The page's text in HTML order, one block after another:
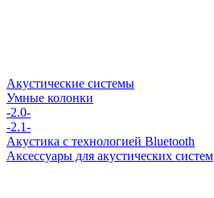
Акустические системы
Умные колонки
-2.0-
-2.1-
Акустика с технологией Bluetooth
Аксессуары для акустических систем